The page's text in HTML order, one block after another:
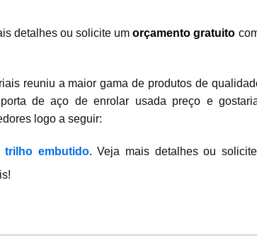
detalhes ou solicite umorçamento gratuito
reuniu a maior gama de produtos de
de aço de enrolar usada preço e
logo a seguir:
embutido. Veja mais detalhes ou